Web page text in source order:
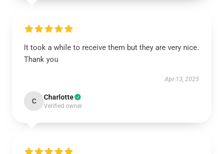
It took a while to receive them but they are very nice.
Thank you
Apr 13, 2025
C Charlotte
Verified owner